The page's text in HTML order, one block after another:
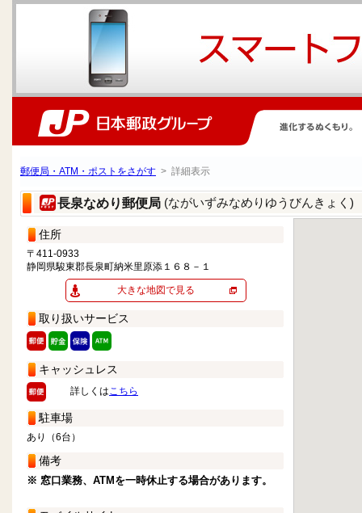
郵便局・ATM・ポストをさがす > 詳細表示
長泉なめり郵便局 (ながいずみなめりゆうびんきょく)
住所
〒411-0933
静岡県駿東郡長泉町納米里原添１６８－１
大きな地図で見る
取り扱いサービス
キャッシュレス
詳しくはこちら
駐車場
あり（6台）
備考
※ 窓口業務、ATMを一時休止する場合があります。